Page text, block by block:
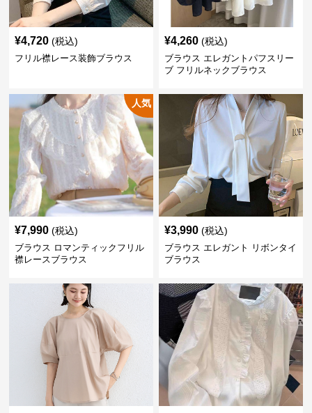
¥4,720 (税込)
フリル襟レース装飾ブラウス
¥4,260 (税込)
ブラウス エレガントパフスリー
ブ フリルネックブラウス
人気
¥7,990 (税込)
ブラウス ロマンティックフリル
襟レースブラウス
¥3,990 (税込)
ブラウス エレガント リボンタイ
ブラウス